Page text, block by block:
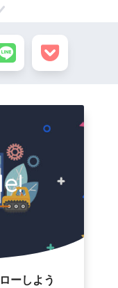
ーしよう